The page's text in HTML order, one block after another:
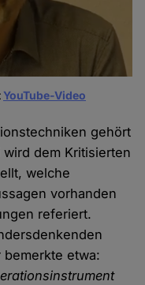
YouTube-Video
gehört
wird dem Kritisierten
welche
vorhanden
referiert.
bemerkte etwa: